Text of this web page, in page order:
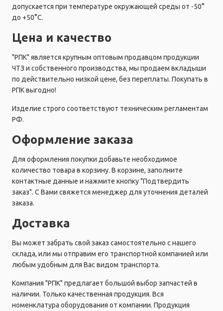
допускается при температуре окружающей среды от -50°
до +50°C.
Цена и качество
"РПК" является крупным оптовым продавцом продукции
ЧТЗ и собственного производства, мы продаем вкладыши
по действительно низкой цене, без переплаты. Покупать в
РПК выгодно!
Изделие строго соответствуют техническим регламентам
РФ.
Оформление заказа
Для оформления покупки добавьте необходимое
количество товара в корзину. В корзине, заполните
контактные данные и нажмите кнопку "Подтвердить
заказ". С Вами свяжется менеджер для уточнения деталей
заказа.
Доставка
Вы может забрать свой заказ самостоятельно с нашего
склада, или мы отправим его транспортной компанией или
любым удобным для Вас видом транспорта.
Компания "РПК" предлагает большой выбор запчастей в
наличии. Только качественная продукция. Вся
номенклатура оборудования от компании. Продукция